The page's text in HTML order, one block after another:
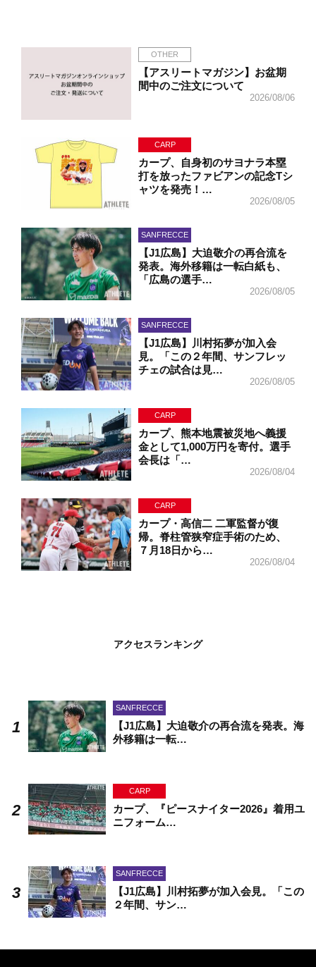
OTHER
【アスリートマガジン】お盆期
間中のご注文について
2026/08/06
CARP
カープ、自身初のサヨナラ本塁
打を放ったファビアンの記念Tシ
ャツを発売！…
2026/08/05
SANFRECCE
【J1広島】大迫敬介の再合流を
発表。海外移籍は一転白紙も、
「広島の選手…
2026/08/05
SANFRECCE
【J1広島】川村拓夢が加入会
見。「この２年間、サンフレッ
チェの試合は見…
2026/08/05
CARP
カープ、熊本地震被災地へ義援
金として1,000万円を寄付。選手
会長は「…
2026/08/04
CARP
カープ・高信二 二軍監督が復
帰。脊柱管狭窄症手術のため、
７月18日から…
2026/08/04
アクセスランキング
SANFRECCE
【J1広島】大迫敬介の再合流を発表。海
外移籍は一転…
CARP
カープ、『ピースナイター2026』着用ユ
ニフォーム…
SANFRECCE
【J1広島】川村拓夢が加入会見。「この
２年間、サン…